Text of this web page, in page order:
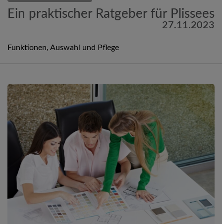
Ein praktischer Ratgeber für Plissees
27.11.2023
Funktionen, Auswahl und Pflege